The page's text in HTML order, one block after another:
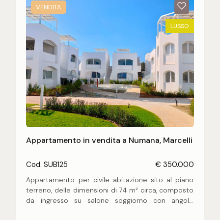
VENDITA
LUSSO
Appartamento in vendita a Numana, Marcelli
Cod. SUB125 € 350.000
Appartamento per civile abitazione sito al piano
terreno, delle dimensioni di 74 m² circa, composto
da ingresso su salone soggiorno con angolo